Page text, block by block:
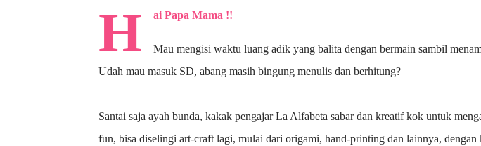
H ai Papa Mama !!
Mau mengisi waktu luang adik yang balita dengan bermain sambil
Udah mau masuk SD, abang masih bingung menulis dan berhitung?
Santai saja ayah bunda, kakak pengajar La Alfabeta sabar dan kreatif kok untuk
fun, bisa diselingi art-craft lagi, mulai dari origami, hand-printing dan lainnya, dengan